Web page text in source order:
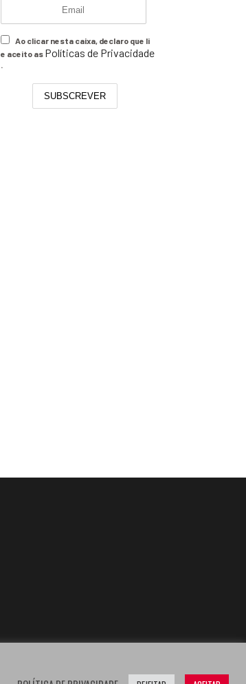
Ao clicar nesta caixa, declaro que li
e aceito as Políticas de Privacidade
.
SUBSCREVER